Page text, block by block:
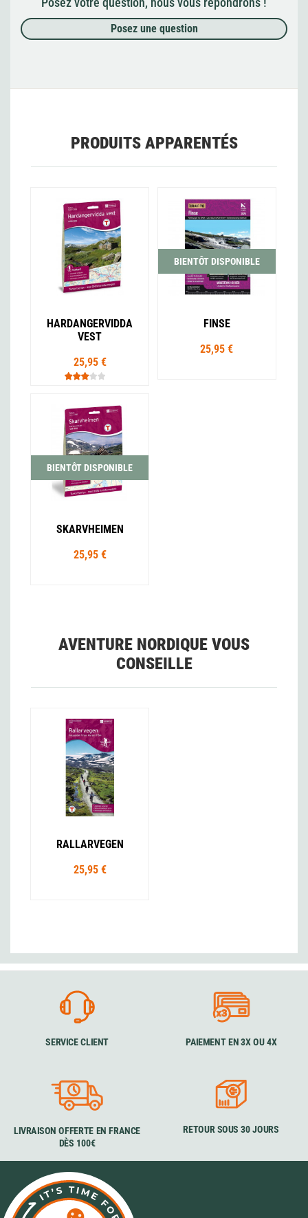
Posez une question
PRODUITS APPARENTÉS
HARDANGERVIDDA
VEST
25,95 €
BIENTÔT DISPONIBLE
FINSE
25,95 €
BIENTÔT DISPONIBLE
SKARVHEIMEN
25,95 €
AVENTURE NORDIQUE VOUS
CONSEILLE
RALLARVEGEN
25,95 €
SERVICE CLIENT PAIEMENT EN 3X OU 4X
LIVRAISON OFFERTE EN FRANCE
DÈS 100€
RETOUR SOUS 30 JOURS